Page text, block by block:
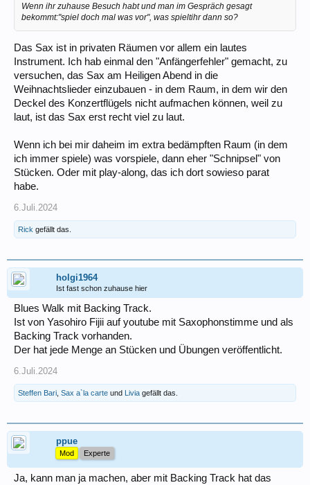
Wenn ihr zuhause Besuch habt und man im Gespräch gesagt
bekommt:"spiel doch mal was vor", was spieltihr dann so?
Das Sax ist in privaten Räumen vor allem ein lautes
Instrument. Ich hab einmal den "Anfängerfehler" gemacht, zu
versuchen, das Sax am Heiligen Abend in die
Weihnachtslieder einzubauen - in dem Raum, in dem wir den
Deckel des Konzertflügels nicht aufmachen können, weil zu
laut, ist das Sax erst recht viel zu laut.
Wenn ich bei mir daheim im extra bedämpften Raum (in dem
ich immer spiele) was vorspiele, dann eher "Schnipsel" von
Stücken. Oder mit play-along, das ich dort sowieso parat
habe.
6.Juli.2024
Rick gefällt das.
holgi1964
Ist fast schon zuhause hier
Blues Walk mit Backing Track.
Ist von Yasohiro Fijii auf youtube mit Saxophonstimme und als
Backing Track vorhanden.
Der hat jede Menge an Stücken und Übungen veröffentlicht.
6.Juli.2024
Steffen Bari Sax a`la carte und Livia gefällt das.
ppue
Mod Experte
Ja, kann man ja machen, aber mit Backing Track hat das